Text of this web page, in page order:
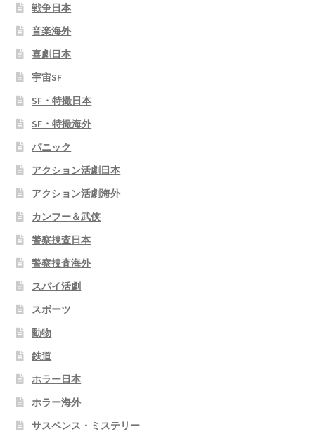
戦争日本
音楽海外
喜劇日本
宇宙SF
SF・特撮日本
SF・特撮海外
パニック
アクション活劇日本
アクション活劇海外
カンフー＆武侠
警察捜査日本
警察捜査海外
スパイ活劇
スポーツ
動物
鉄道
ホラー日本
ホラー海外
サスペンス・ミステリー